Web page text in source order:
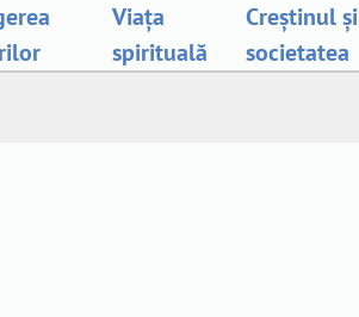
Viața
spirituală
Creștinul și
societatea